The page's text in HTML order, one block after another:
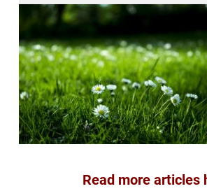
Read more articles